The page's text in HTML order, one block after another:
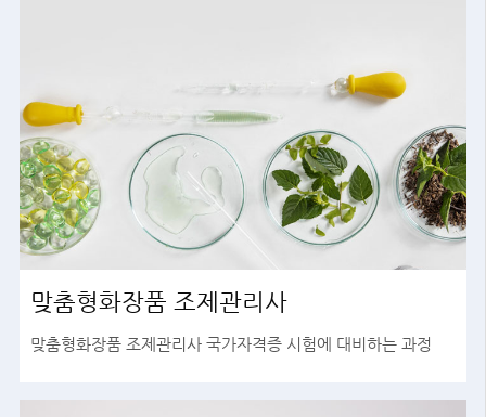
맞춤형화장품 조제관리사
맞춤형화장품 조제관리사 국가자격증 시험에 대비하는 과정